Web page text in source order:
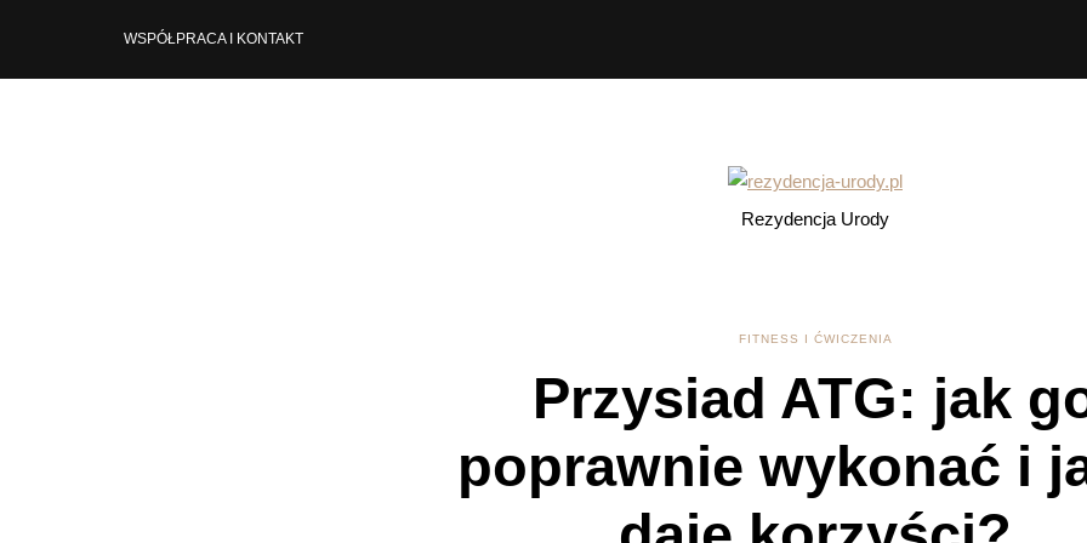
WSPÓŁPRACA I KONTAKT
Rezydencja Urody
FITNESS I ĆWICZENIA
Przysiad ATG: jak
poprawnie wykonać i